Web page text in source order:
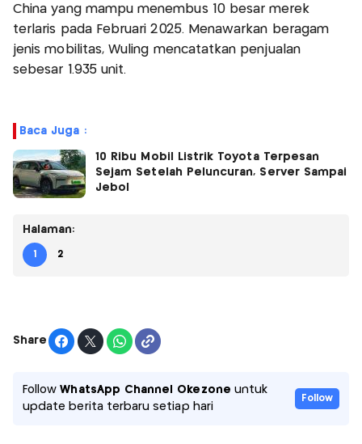
China yang mampu menembus 10 besar merek
terlaris pada Februari 2025. Menawarkan beragam
jenis mobilitas, Wuling mencatatkan penjualan
sebesar 1.935 unit.
Baca Juga :
10 Ribu Mobil Listrik Toyota Terpesan
Sejam Setelah Peluncuran, Server Sampai
Jebol
Halaman:
1 2
Share
FollowWhatsApp Channel Okezone untuk
update berita terbaru setiap hari
Follow